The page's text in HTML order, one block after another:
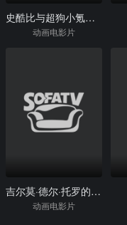
史酷比与超狗小氪：英雄冒险
动画电影片
吉尔莫·德尔·托罗的匹诺曹
动画电影片